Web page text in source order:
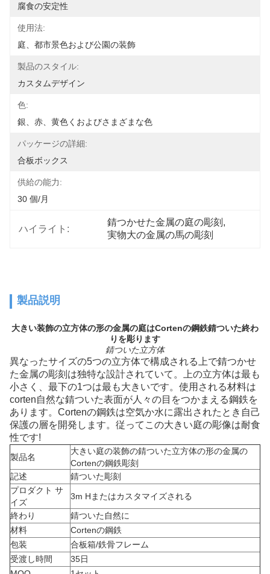
腐食の安定性
使用法:
庭、都市景色および公園の装飾
製品のスタイル:
カスタムデザイン
色:
銀、赤、黄色くおよびさまざまな色
パッケージの詳細:
合板ボックス
供給の能力:
30 個/月
ハイライト:
錆つかせた金属の庭の彫刻 ,
実物大の金属の馬の彫刻
製品説明
大きい装飾の立方体の形の金属の庭はCortenの鋼鉄錆ついた終わ
りを彫ります
錆ついた立方体
異なったサイズの5つの立方体で構成される上で錆つかせ
た金属の彫刻は独特な設計されていて。上の立方体は最も
小さく、最下の1つは最も大きいです。使用される材料は
corten自然な錆ついた表面が人々の目をつかまえる鋼鉄を
あります。Cortenの鋼鉄は空気か水に露出されたとき自己
保護の層を開発します。従ってこの大きい庭の彫像は耐食
性です!
製品名
大きい庭の装飾の錆ついた立方体の形の金属の
Cortenの鋼鉄彫刻
記述
錆ついた彫刻
プロダクト サ
イズ
3m Hまたはカスタマイズされる
終わり
錆ついた自然に
材料
Cortenの鋼鉄
包装
合板箱/鉄骨フレーム
受渡し時間
35日